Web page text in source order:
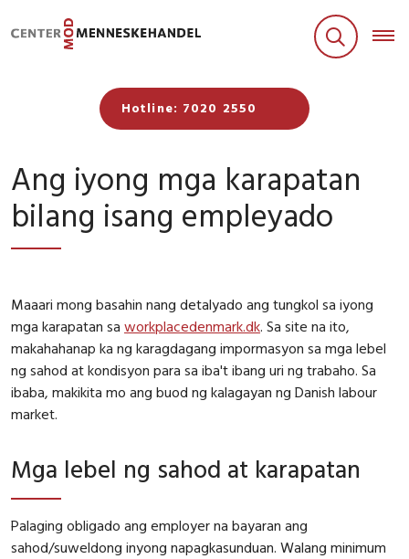
Hotline: 7020 2550
Ang iyong mga karapatan
bilang isang empleyado
Maaari mong basahin nang detalyado ang tungkol sa iyong
mga karapatan sa workplacedenmark.dk. Sa site na ito,
makahahanap ka ng karagdagang impormasyon sa mga lebel
ng sahod at kondisyon para sa iba't ibang uri ng trabaho. Sa
ibaba, makikita mo ang buod ng kalagayan ng Danish labour
market.
Mga lebel ng sahod at karapatan
Palaging obligado ang employer na bayaran ang
sahod/suweldong inyong napagkasunduan. Walang minimum